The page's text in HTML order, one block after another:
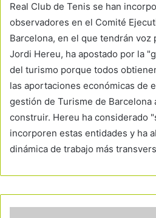
Real Club de Tenis se han
observadores en el Comité
Barcelona, en el que tendrán voz
Jordi Hereu, ha apostado por la
del turismo porque todos
las aportaciones económicas de
gestión de Turisme de Barcelona
construir. Hereu ha considerado
incorporen estas entidades y ha
dinámica de trabajo más